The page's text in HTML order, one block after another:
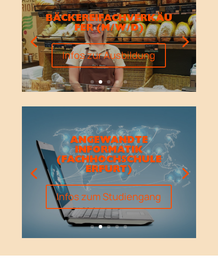
BÄCKEREIFACHVERKÄU
FER (M/W/D)
Infos zur Ausbildung
ANGEWANDTE
INFORMATIK
(FACHHOCHSCHULE
ERFURT)
Infos zum Studiengang